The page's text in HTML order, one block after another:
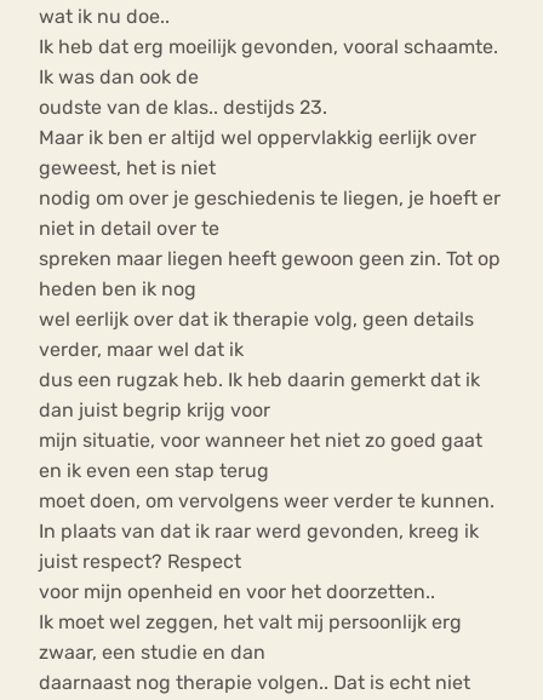
wat ik nu doe..
Ik heb dat erg moeilijk gevonden, vooral schaamte.
Ik was dan ook de
oudste van de klas.. destijds 23.
Maar ik ben er altijd wel oppervlakkig eerlijk over
geweest, het is niet
nodig om over je geschiedenis te liegen, je hoeft er
niet in detail over te
spreken maar liegen heeft gewoon geen zin. Tot op
heden ben ik nog
wel eerlijk over dat ik therapie volg, geen details
verder, maar wel dat ik
dus een rugzak heb. Ik heb daarin gemerkt dat ik
dan juist begrip krijg voor
mijn situatie, voor wanneer het niet zo goed gaat
en ik even een stap terug
moet doen, om vervolgens weer verder te kunnen.
In plaats van dat ik raar werd gevonden, kreeg ik
juist respect? Respect
voor mijn openheid en voor het doorzetten..
Ik moet wel zeggen, het valt mij persoonlijk erg
zwaar, een studie en dan
daarnaast nog therapie volgen.. Dat is echt niet